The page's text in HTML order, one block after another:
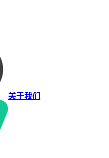
关于我们